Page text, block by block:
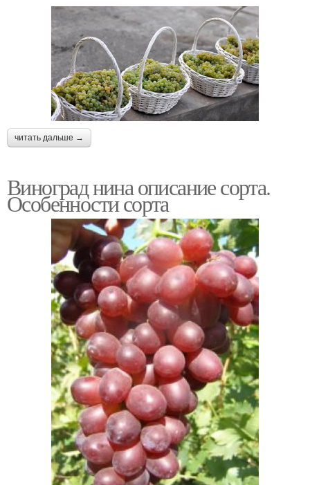
читать дальше →
Виноград нина описание сорта.
Особенности сорта